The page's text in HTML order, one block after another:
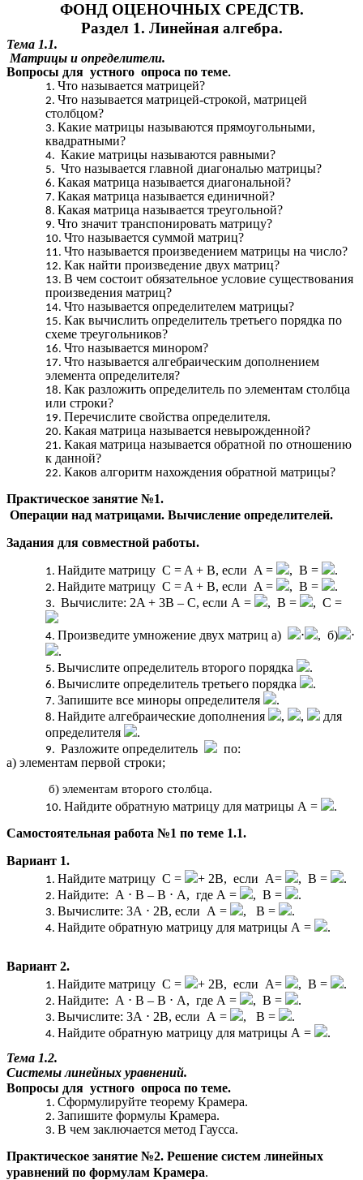
ФОНД ОЦЕНОЧНЫХ СРЕДСТВ.
Раздел 1. Линейная алгебра.
Тема 1.1.
Матрицы и определители.
Вопросы для устного опроса по теме.
Что называется матрицей?
Что называется матрицей-строкой, матрицей
столбцом?
Какие матрицы называются прямоугольными,
квадратными?
Какие матрицы называются равными?
Что называется главной диагональю матрицы?
Какая матрица называется диагональной?
Какая матрица называется единичной?
Какая матрица называется треугольной?
Что значит транспонировать матрицу?
Что называется суммой матриц?
Что называется произведением матрицы на число?
Как найти произведение двух матриц?
В чем состоит обязательное условие существования
произведения матриц?
Что называется определителем матрицы?
Как вычислить определитель третьего порядка по
схеме треугольников?
Что называется минором?
Что называется алгебраическим дополнением
элемента определителя?
Как разложить определитель по элементам столбца
или строки?
Перечислите свойства определителя.
Какая матрица называется невырожденной?
Какая матрица называется обратной по отношению
к данной?
Каков алгоритм нахождения обратной матрицы?
Практическое занятие №1.
Операции над матрицами. Вычисление определителей.
Задания для совместной работы.
Найдите матрицу C = A + B, если A = , B =
.
Найдите матрицу C = A + B, если A =
, B =
.
Вычислите: 2A + 3B – C, если А =
, В = , С =
Произведите умножение двух матриц а) ⋅ , б)
⋅
.
Вычислите определитель второго порядка
.
Вычислите определитель третьего порядка
.
Запишите все миноры определителя
.
Найдите алгебраические дополнения
, ,
для
определителя
.
Разложите определитель
по:
а) элементам первой строки;
б) элементам второго столбца.
Найдите обратную матрицу для матрицы А =
.
Самостоятельная работа №1 по теме 1.1.
Вариант 1.
Найдите матрицу C =
+ 2В, если А= , В =
.
Найдите: А ⋅ В – В ⋅ А, где А = , В =
.
Вычислите: 3А ⋅ 2В, если А = , В =
.
Найдите обратную матрицу для матрицы А =
.
Вариант 2.
Найдите матрицу C =
+ 2В, если А= , В =
.
Найдите: А ⋅ В – В ⋅ А, где А = , В =
.
Вычислите: 3А ⋅ 2В, если А = , В =
.
Найдите обратную матрицу для матрицы А =
.
Тема 1.2.
Системы линейных уравнений.
Вопросы для устного опроса по теме.
Сформулируйте теорему Крамера.
Запишите формулы Крамера.
В чем заключается метод Гаусса.
Практическое занятие №2. Решение систем линейных
уравнений по формулам Крамера.